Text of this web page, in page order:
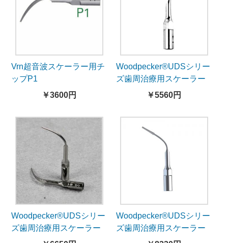
Vrn超音波スケーラー用チ
ップP1
￥3600円
Woodpecker®UDSシリー
ズ歯周治療用スケーラー
チップP1（EMSと交換、
￥5560円
Woodpecker®UDSシリー
ズ歯周治療用スケーラー
チップP3（EMSと交換、
Woodpecker®UDSシリー
ズ歯周治療用スケーラー
チップP3D（EMSと交